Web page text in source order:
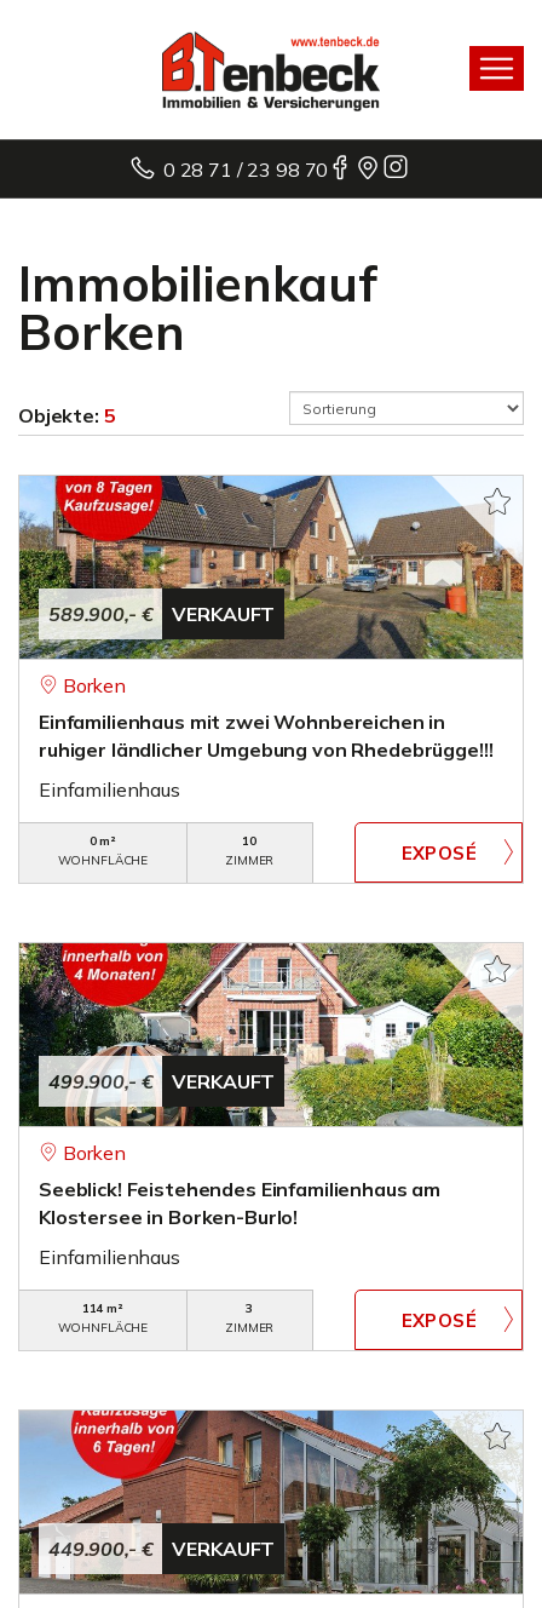
0 28 71 / 23 98 70
Immobilienkauf
Borken
Objekte: 5
589.900,- € VERKAUFT
Borken
Einfamilienhaus mit zwei Wohnbereichen in
ruhiger ländlicher Umgebung von Rhedebrügge!!!
Einfamilienhaus
0 m²
WOHNFLÄCHE
10
ZIMMER
499.900,- € VERKAUFT
Borken
Seeblick! Feistehendes Einfamilienhaus am
Klostersee in Borken-Burlo!
Einfamilienhaus
114 m²
WOHNFLÄCHE
3
ZIMMER
449.900,- € VERKAUFT